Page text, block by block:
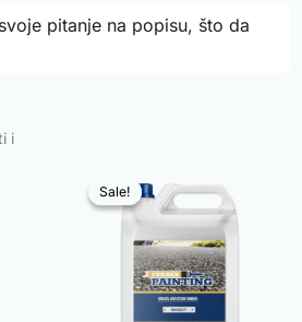
pitanje na popisu, što da
i
Sale!
Sale!